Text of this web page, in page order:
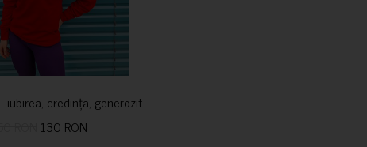
iubirea, credința, generozitatea vindecă
130 RON